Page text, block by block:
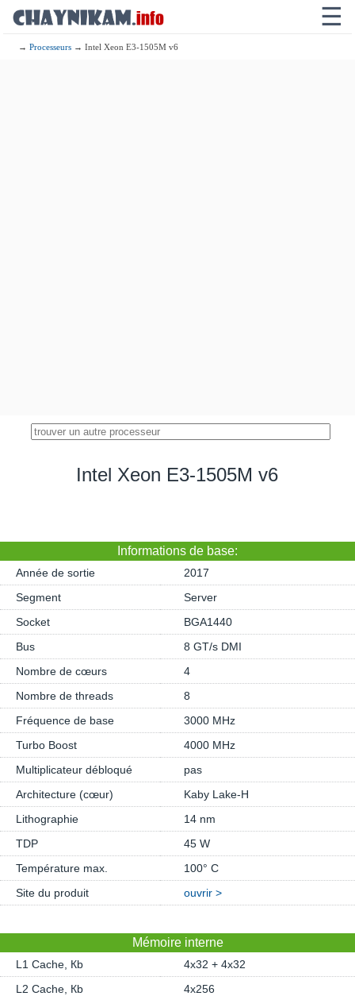
☰
→Processeurs → Intel Xeon E3-1505M v6
Intel Xeon E3-1505M v6
Informations de base:
Année de sortie
2017
Segment
Server
Socket
BGA1440
Bus
8 GT/s DMI
Nombre de cœurs
4
Nombre de threads
8
Fréquence de base
3000 MHz
Turbo Boost
4000 MHz
Multiplicateur débloqué
pas
Architecture (cœur)
Kaby Lake-H
Lithographie
14 nm
TDP
45 W
Température max.
100° C
Site du produit
ouvrir >
Mémoire interne
L1 Cache, Кb
4x32 + 4x32
L2 Cache, Кb
4x256